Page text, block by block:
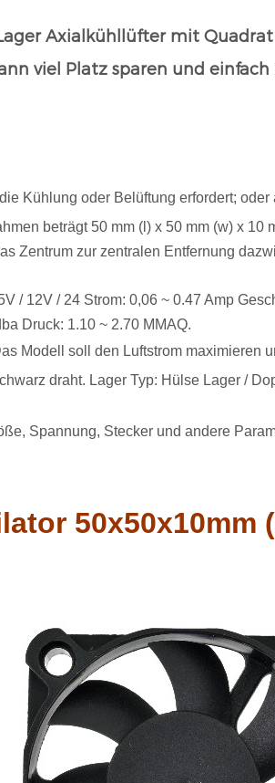
Axialkühllüfter mit
viel Platz sparen und
Kühlung oder Belüftung erfordert;
beträgt 50 mm (l) x 50 mm (w) x 10
Zentrum zur zentralen Entfernung
/ 12V / 24 Strom: 0,06 ~ 0.47 Amp
Druck: 1.10 ~ 2.70 MMAQ.
Modell soll den Luftstrom maximieren
draht. Lager Typ: Hülse Lager /
Spannung, Stecker und andere
50x50x10mm